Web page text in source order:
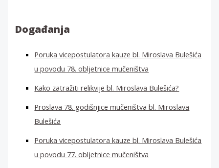
:Događanja
Poruka vicepostulatora kauze bl. Miroslava Bulešića
u povodu 78. obljetnice mučeništva
Kako zatražiti relikvije bl. Miroslava Bulešića?
Proslava 78. godišnjice mučeništva bl. Miroslava
Bulešića
Poruka vicepostulatora kauze bl. Miroslava Bulešića
u povodu 77. obljetnice mučeništva